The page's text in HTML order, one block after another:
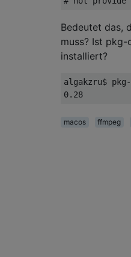
Bedeutet das,
muss? Ist
installiert?
algakzru$
macos ffmpeg